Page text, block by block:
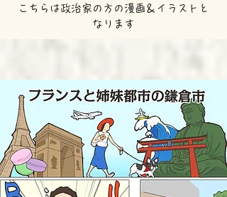
こちらは政治家の方の漫画＆イラストと
なります